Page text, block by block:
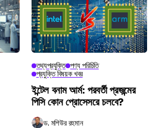
তথ্যপ্রযুক্তি পণ্য পরিচিতি
প্রযুক্তি বিষয়ক খবর
ইন্টেল বনাম আর্ম: পরবর্তী প্রজন্মের
পিসি কোন প্রোসেসরে চলবে?
ড. মশিউর রহমান